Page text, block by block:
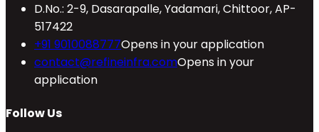
D.No.: 2-9, Dasarapalle, Yadamari, Chittoor, AP-
517422
+91 9010088777Opens in your application
contact@refineinfra.comOpens in your
application
Follow Us